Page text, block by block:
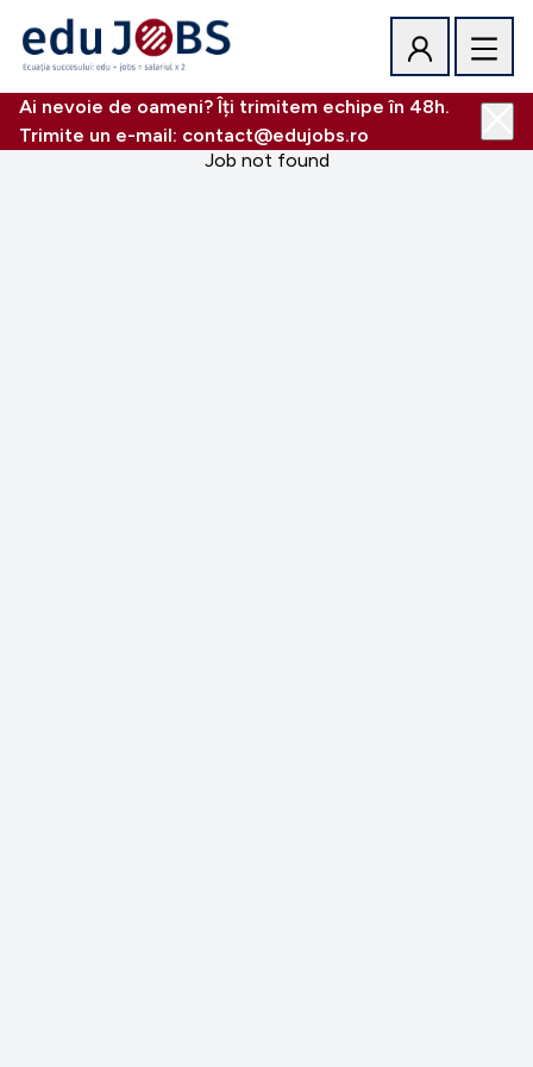
Ai nevoie de oameni? Îți trimitem echipe în 48h.
Trimite un e-mail: contact@edujobs.ro
Job not found